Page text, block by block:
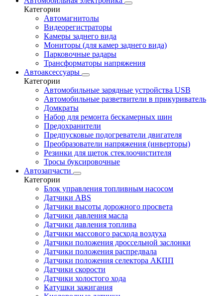
Категории
Автомагнитолы
Видеорегистраторы
Камеры заднего вида
Мониторы (для камер заднего вида)
Парковочные радары
Трансформаторы напряжения
Автоаксессуары
Категории
Автомобильные зарядные устройства USB
Автомобильные разветвители в прикуриватель
Домкраты
Набор для ремонта бескамерных шин
Предохранители
Предпусковые подогреватели двигателя
Преобразователи напряжения (инверторы)
Резинки для щеток стеклоочистителя
Тросы буксировочные
Автозапчасти
Категории
Блок управления топливным насосом
Датчики ABS
Датчики высоты дорожного просвета
Датчики давления масла
Датчики давления топлива
Датчики массового расхода воздуха
Датчики положения дроссельной заслонки
Датчики положения распредвала
Датчики положения селектора АКПП
Датчики скорости
Датчики холостого хода
Катушки зажигания